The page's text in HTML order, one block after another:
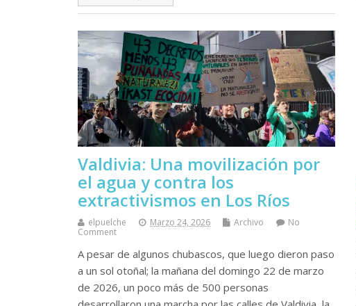
Valdivia: Una movilización por
el agua y contra los
extractivismos en Los Ríos
elpuelche Marzo 24, 2026 Archivo
No
Comment
A pesar de algunos chubascos, que luego dieron paso
a un sol otoñal; la mañana del domingo 22 de marzo
de 2026, un poco más de 500 personas